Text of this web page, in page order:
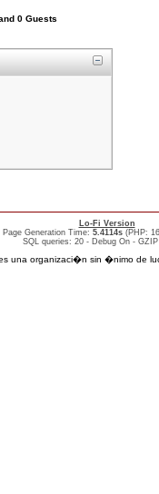
0 Guests
Lo-Fi Version
Page Generation Time: 5.4114s (PHP:
SQL queries: 20 - Debug On -
una organizaci�n sin �nimo de